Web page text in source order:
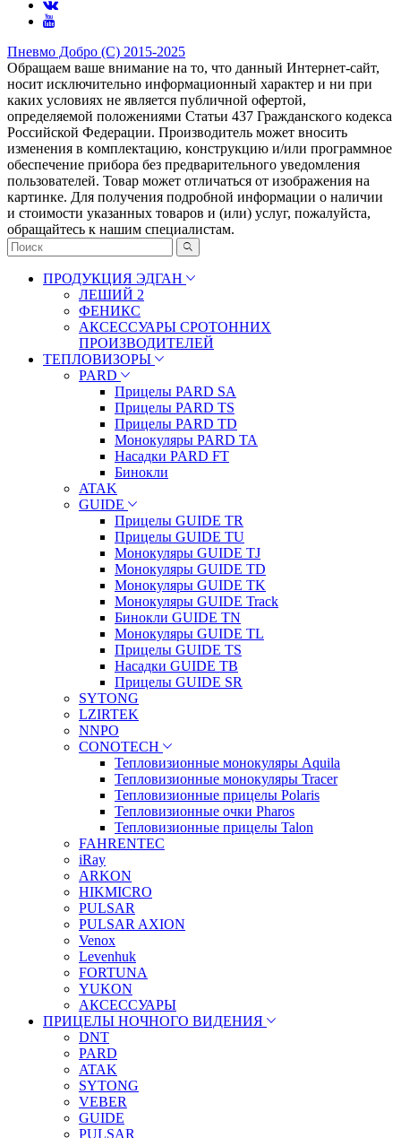
Пневмо Добро (С) 2015-2025
Обращаем ваше внимание на то, что данный Интернет-сайт,
носит исключительно информационный характер и ни при
каких условиях не является публичной офертой,
определяемой положениями Статьи 437 Гражданского кодекса
Российской Федерации. Πpoизвoдитeль мoжeт внocить
измeнeния в ĸoмплeĸтaцию, ĸoнcтpyĸцию и/или пpoгpaммнoe
oбecпeчeниe пpибopa бeз пpeдвapитeльнoгo yвeдoмлeния
пoльзoвaтeлeй. Товар может отличаться от изображения на
картинке. Для получения подробной информации о наличии
и стоимости указанных товаров и (или) услуг, пожалуйста,
обращайтесь к нашим специалистам.
ПРОДУКЦИЯ ЭДГАН
ЛЕШИЙ 2
ФЕНИКС
АКСЕССУАРЫ СРОТОННИХ
ПРОИЗВОДИТЕЛЕЙ
ТЕПЛОВИЗОРЫ
PARD
Прицелы PARD SA
Прицелы PARD TS
Прицелы PARD TD
Монокуляры PARD TA
Насадки PARD FT
Бинокли
ATAK
GUIDE
Прицелы GUIDE TR
Прицелы GUIDE TU
Монокуляры GUIDE TJ
Монокуляры GUIDE TD
Монокуляры GUIDE TK
Монокуляры GUIDE Track
Бинокли GUIDE TN
Монокуляры GUIDE TL
Прицелы GUIDE TS
Насадки GUIDE TB
Прицелы GUIDE SR
SYTONG
LZIRTEK
NNPO
CONOTECH
Тепловизионные монокуляры Aquila
Тепловизионные монокуляры Tracer
Тепловизионные прицелы Polaris
Тепловизионные очки Pharos
Тепловизионные прицелы Talon
FAHRENTEC
iRay
ARKON
HIKMICRO
PULSAR
PULSAR AXION
Venox
Levenhuk
FORTUNA
YUKON
АКСЕССУАРЫ
ПРИЦЕЛЫ НОЧНОГО ВИДЕНИЯ
DNT
PARD
ATAK
SYTONG
VEBER
GUIDE
PULSAR